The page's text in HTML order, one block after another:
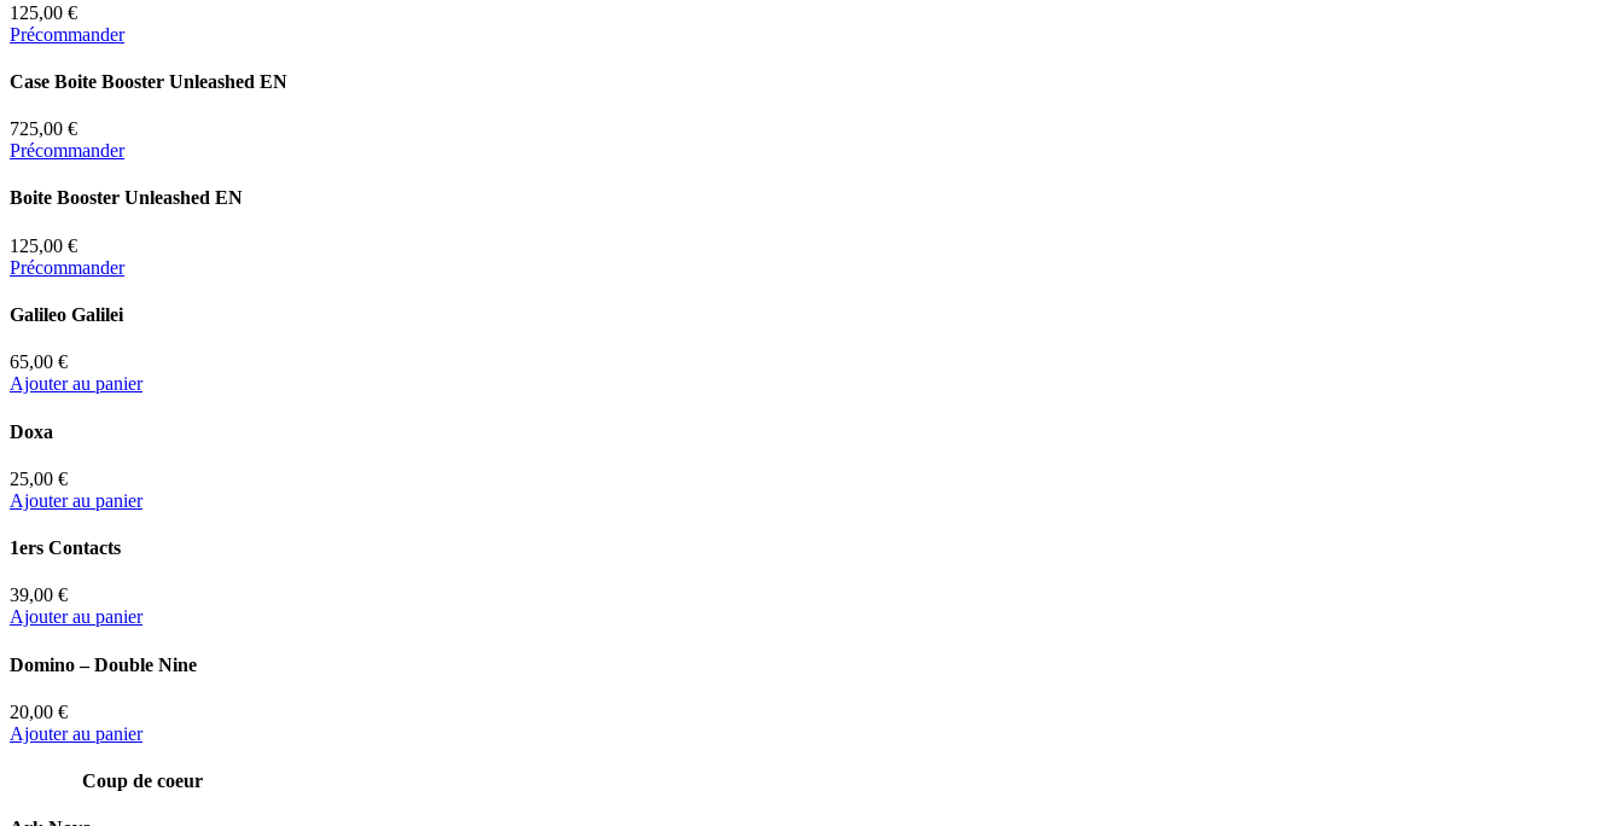
125,00 €
Précommander
Case Boite Booster Unleashed EN
725,00 €
Précommander
Boite Booster Unleashed EN
125,00 €
Précommander
Galileo Galilei
65,00 €
Ajouter au panier
Doxa
25,00 €
Ajouter au panier
1ers Contacts
39,00 €
Ajouter au panier
Domino – Double Nine
20,00 €
Ajouter au panier
Coup de coeur